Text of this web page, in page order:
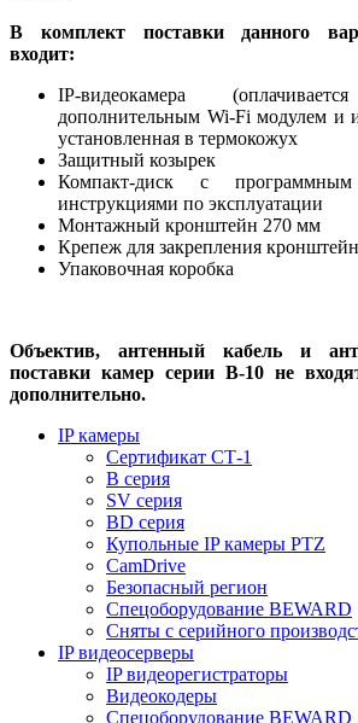
В комплект поставки данного
входит:
IP-видеокамера
дополнительным Wi-Fi модулем и
установленная в термокожух
Защитный козырек
Компакт-диск с
инструкциями по эксплуатации
Монтажный кронштейн 270 мм
Крепеж для закрепления
Упаковочная коробка
Объектив, антенный кабель и
поставки камер серии B-10 не
дополнительно.
IP камеры
Сертификат СТ-1
B серия
SV серия
BD серия
Купольные IP камеры PTZ
CamDrive
Безопасный регион
Спецоборудование BEWARD
Сняты с серийного
IP видеосерверы
IP видеорегистраторы
Видеокодеры
Спецоборудование BEWARD